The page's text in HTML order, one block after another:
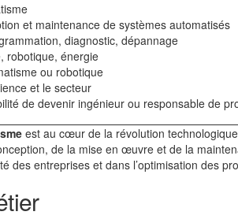
et maintenance de systèmes automatisés
diagnostic, dépannage
robotique, énergie
ou robotique
et le secteur
de devenir ingénieur ou responsable de
est au cœur de la révolution
de la mise en œuvre et de la
des entreprises et dans l’optimisation des